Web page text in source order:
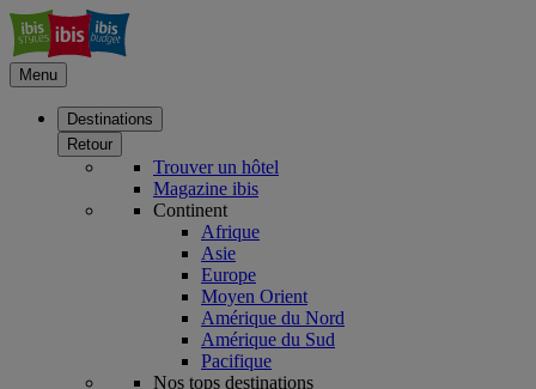
Menu
Destinations
Retour
Trouver un hôtel
Magazine ibis
Continent
Afrique
Asie
Europe
Moyen Orient
Amérique du Nord
Amérique du Sud
Pacifique
Nos tops destinations